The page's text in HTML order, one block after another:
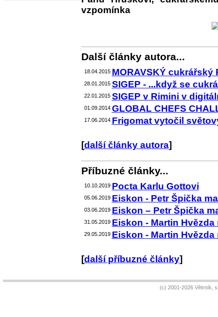
vzpomínka
Další články autora...
18.04.2015 MORAVSKÝ cukrářský
28.01.2015 SIGEP - ...když se
22.01.2015 SIGEP v Rimini v
01.09.2014 GLOBAL CHEFS
17.06.2014 Frigomat vytočil
[další články autora]
Příbuzné články...
10.10.2019 Pocta Karlu Gottovi
05.06.2019 Eiskon - Petr Špička
03.06.2019 Eiskon – Petr Špička
31.05.2019 Eiskon - Martin Hvězda
29.05.2019 Eiskon - Martin Hvězda
[další příbuzné články]
(c) 2001-2026 Větrník,